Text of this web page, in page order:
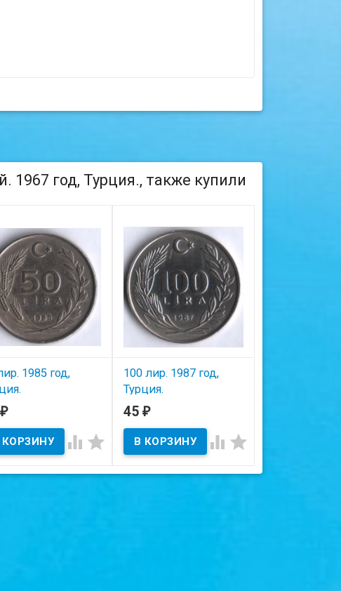
1967 год, Турция., также купили
1985 год,
наличии
на скане.
₽
 
100 лир. 1987 год,
Турция.
В наличии
Состояние на скане.
45 ₽
 